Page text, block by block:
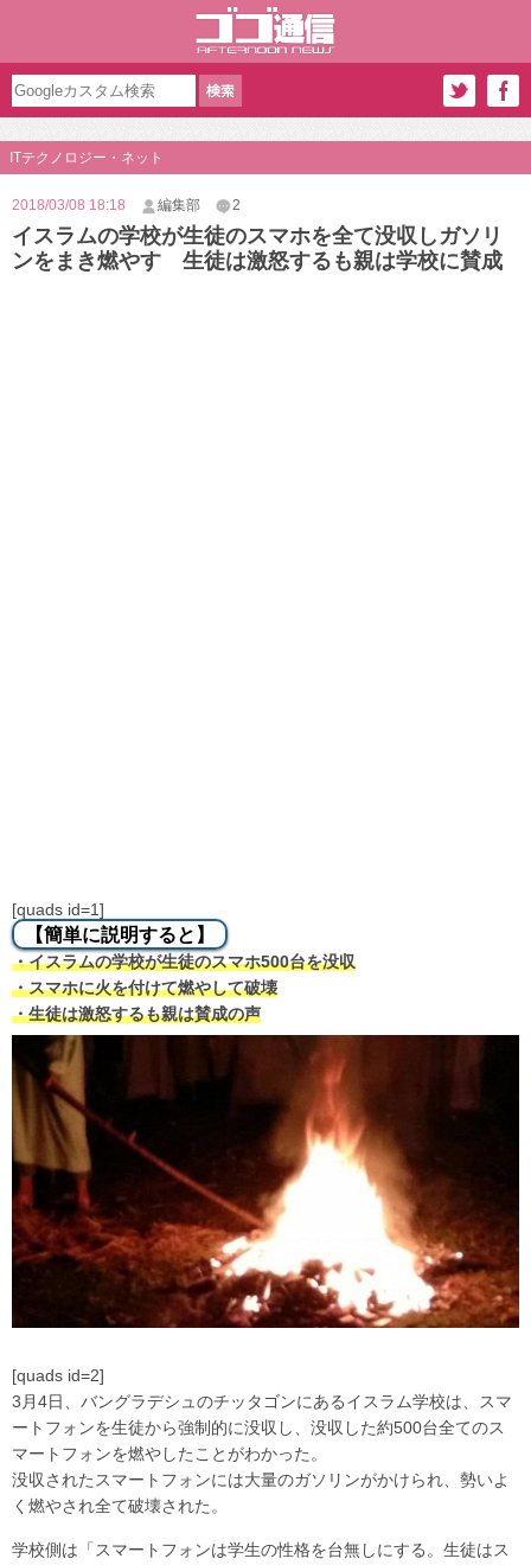
ITテクノロジー・ネット
2018/03/08 18:18 編集部 2
イスラムの学校が生徒のスマホを全て没収しガソリ
ンをまき燃やす 生徒は激怒するも親は学校に賛成
[quads id=1]
【簡単に説明すると】
・イスラムの学校が生徒のスマホ500台を没収
・スマホに火を付けて燃やして破壊
・生徒は激怒するも親は賛成の声
[quads id=2]
3月4日、バングラデシュのチッタゴンにあるイスラム学校は、スマ
ートフォンを生徒から強制的に没収し、没収した約500台全てのス
マートフォンを燃やしたことがわかった。
没収されたスマートフォンには大量のガソリンがかけられ、勢いよ
く燃やされ全て破壊された。
学校側は「スマートフォンは学生の性格を台無しにする。生徒はス